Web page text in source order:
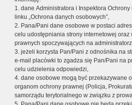
1. dane Administratora i Inspektora
linku „Ochrona danych osobowych”,
2. Pana/Pani dane osobowe w postaci
celu udostępniania strony internetowej oraz
prawnych spoczywających na
3. jeżeli korzysta Pan/Pani z odnośnika na
e-mail placówki to zgadza się Pan/Pani na
celu udzielenia odpowiedzi,
4. dane osobowe mogą być przekazywane
organom ochrony prawnej (Policja,
samorządu terytorialnego w związku z